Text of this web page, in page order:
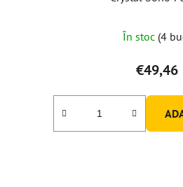
În stoc (4
€49,46